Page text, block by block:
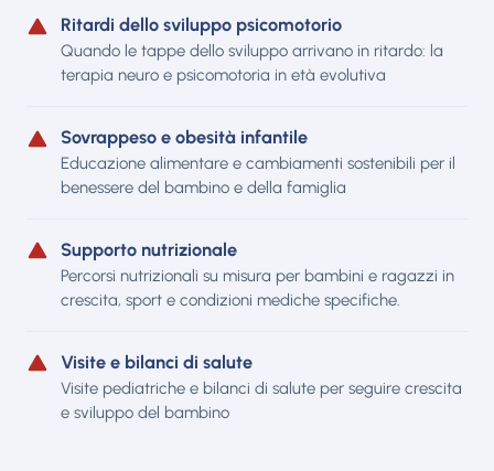
Ritardi dello sviluppo psicomotorio
Quando le tappe dello sviluppo arrivano in ritardo: la
terapia neuro e psicomotoria in età evolutiva
Sovrappeso e obesità infantile
Educazione alimentare e cambiamenti sostenibili per il
benessere del bambino e della famiglia
Supporto nutrizionale
Percorsi nutrizionali su misura per bambini e ragazzi in
crescita, sport e condizioni mediche specifiche.
Visite e bilanci di salute
Visite pediatriche e bilanci di salute per seguire crescita
e sviluppo del bambino